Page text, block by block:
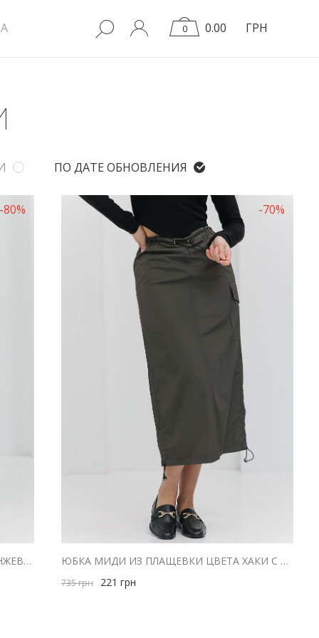
0 0.00 ГРН
ПО ДАТЕ ОБНОВЛЕНИЯ
-80%
ЮБКА МИДИ ИЗ ТЕМНО-СЕРОГО МЕЛАНЖЕВОГО ТРИКОТАЖА
-70%
ЮБКА МИДИ ИЗ ПЛАЩЕВКИ ЦВЕТА ХАКИ С РАЗРЕЗОМ СЗАДИ
735грн 221 грн